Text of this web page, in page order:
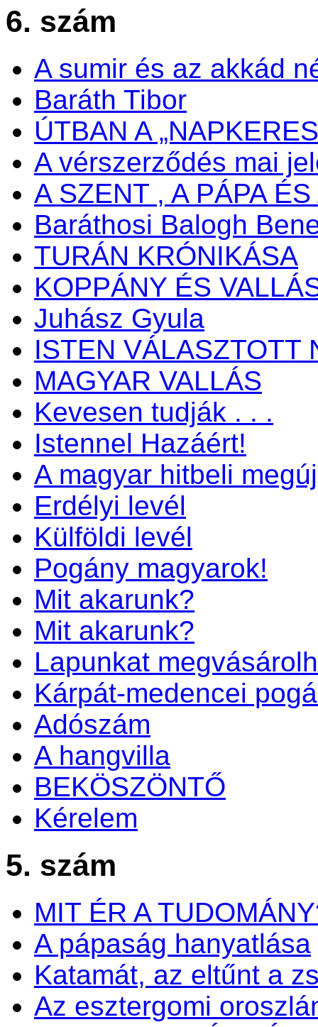
6. szám
A sumir és az akkád
Baráth Tibor
ÚTBAN A
A vérszerződés mai
A SZENT , A PÁPA
Baráthosi Balogh
TURÁN KRÓNIKÁSA
KOPPÁNY ÉS
Juhász Gyula
ISTEN VÁLASZTOTT
MAGYAR VALLÁS
Kevesen tudják . . .
Istennel Hazáért!
A magyar hitbeli
Erdélyi levél
Külföldi levél
Pogány magyarok!
Mit akarunk?
Mit akarunk?
Lapunkat
Kárpát-medencei
Adószám
A hangvilla
BEKÖSZÖNTŐ
Kérelem
5. szám
MIT ÉR A
A pápaság hanyatlása
Katamát, az eltűnt a
Az esztergomi